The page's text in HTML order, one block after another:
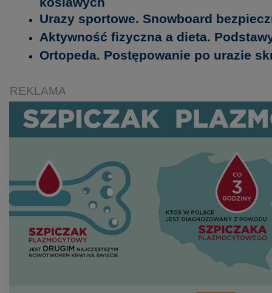
Urazy sportowe. Snowboard
Aktywność fizyczna a dieta.
Ortopeda. Postępowanie po urazie
REKLAMA